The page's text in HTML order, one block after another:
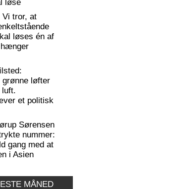
løse
Vi tror, at
løses én af
hænger
grønne løfter
luft.
et politisk
Sørensen
nummer:
gang med at
i Asien
MÅNED